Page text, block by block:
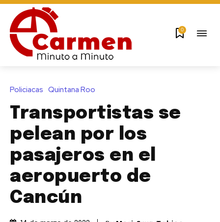
0
Policiacas Quintana Roo
Transportistas se
pelean por los
pasajeros en el
aeropuerto de
Cancún